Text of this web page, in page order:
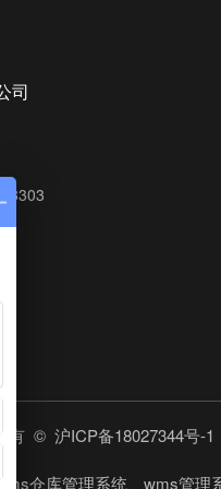
司
3303
有 © 沪ICP备18027344号-1
仓库管理系统、wms管